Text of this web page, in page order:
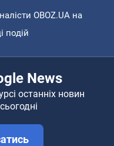
OBOZ.UA на
подій
News
останніх новин